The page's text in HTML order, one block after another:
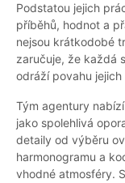
Podstatou jejich
příběhů, hodnot a
nejsou krátkodobé
zaručuje, že každá
odráží povahu jejich
Tým agentury
jako spolehlivá
detaily od výběru
harmonogramu a
vhodné atmosféry.